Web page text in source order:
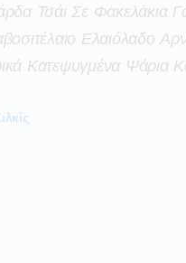
Τσάι Σε Φακελάκια
Ελαιόλαδο
Κατεψυγμένα Ψάρια